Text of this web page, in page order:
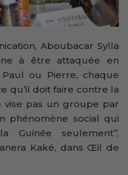
Aboubacar Sylla
à être attaquée en
Paul ou Pierre, chaque
qu’il doit faire contre la
vise pas un groupe par
phénomène social qui
seulement’’,
Kaké, dans Œil de